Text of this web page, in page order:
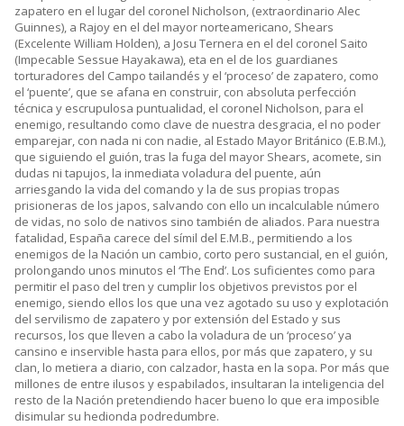
zapatero en el lugar del coronel Nicholson, (extraordinario Alec
Guinnes), a Rajoy en el del mayor norteamericano, Shears
(Excelente William Holden), a Josu Ternera en el del coronel Saito
(Impecable Sessue Hayakawa), eta en el de los guardianes
torturadores del Campo tailandés y el ‘proceso’ de zapatero, como
el ‘puente’, que se afana en construir, con absoluta perfección
técnica y escrupulosa puntualidad, el coronel Nicholson, para el
enemigo, resultando como clave de nuestra desgracia, el no poder
emparejar, con nada ni con nadie, al Estado Mayor Británico (E.B.M.),
que siguiendo el guión, tras la fuga del mayor Shears, acomete, sin
dudas ni tapujos, la inmediata voladura del puente, aún
arriesgando la vida del comando y la de sus propias tropas
prisioneras de los japos, salvando con ello un incalculable número
de vidas, no solo de nativos sino también de aliados. Para nuestra
fatalidad, España carece del símil del E.M.B., permitiendo a los
enemigos de la Nación un cambio, corto pero sustancial, en el guión,
prolongando unos minutos el ‘The End’. Los suficientes como para
permitir el paso del tren y cumplir los objetivos previstos por el
enemigo, siendo ellos los que una vez agotado su uso y explotación
del servilismo de zapatero y por extensión del Estado y sus
recursos, los que lleven a cabo la voladura de un ‘proceso’ ya
cansino e inservible hasta para ellos, por más que zapatero, y su
clan, lo metiera a diario, con calzador, hasta en la sopa. Por más que
millones de entre ilusos y espabilados, insultaran la inteligencia del
resto de la Nación pretendiendo hacer bueno lo que era imposible
disimular su hedionda podredumbre.